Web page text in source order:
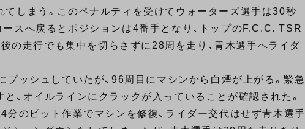
しまう。このペナルティを受けてウォーターズ選手は30秒
スへ戻るとポジションは4番手となり、トップのF.C.C. TSR
の走行でも集中を切らさずに28周を走り、青木選手へライダ
ッシュしていたが、96周目にマシンから白煙が上がる。緊急
、オイルラインにクラックが入っていることが確認された。
のピット作業でマシンを修復、ライダー交代はせず青木選手